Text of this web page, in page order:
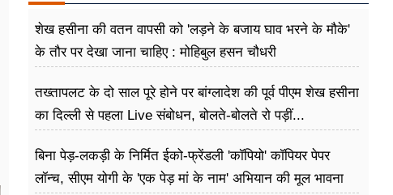
शेख हसीना की वतन वापसी को 'लड़ने के बजाय घाव भरने के मौके'
के तौर पर देखा जाना चाहिए : मोहिबुल हसन चौधरी
तख्तापलट के दो साल पूरे होने पर बांग्लादेश की पूर्व पीएम शेख हसीना
का दिल्ली से पहला Live संबोधन, बोलते-बोलते रो पड़ीं...
बिना पेड़-लकड़ी के निर्मित ईको-फ्रेंडली 'कॉपियो' कॉपियर पेपर
लॉन्च, सीएम योगी के 'एक पेड़ मां के नाम' अभियान की मूल भावना